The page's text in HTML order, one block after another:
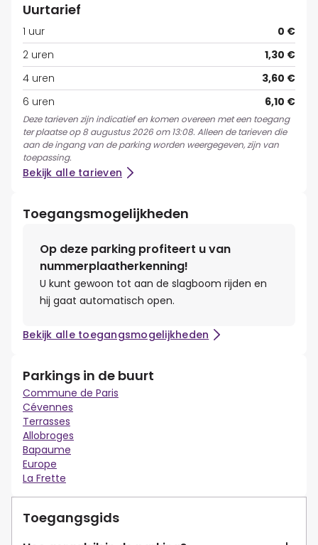
Uurtarief
1 uur
0 €
2 uren
1,30 €
4 uren
3,60 €
6 uren
6,10 €
Deze tarieven zijn indicatief en komen overeen met een toegang
ter plaatse op 8 augustus 2026 om 13:08. Alleen de tarieven die
aan de ingang van de parking worden weergegeven, zijn van
toepassing.
Bekijk alle tarieven
Toegangsmogelijkheden
Op deze parking profiteert u van
nummerplaatherkenning!
U kunt gewoon tot aan de slagboom rijden en
hij gaat automatisch open.
Bekijk alle toegangsmogelijkheden
Parkings in de buurt
Commune de Paris
Cévennes
Terrasses
Allobroges
Bapaume
Europe
La Frette
Toegangsgids